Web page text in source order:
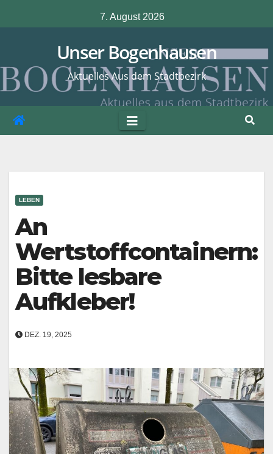
Inhalt
7. August 2026
Unser Bogenhausen
Aktuelles Aus dem Stadtbezirk
LEBEN
An
Wertstoffcontainern:
Bitte lesbare
Aufkleber!
DEZ. 19, 2025